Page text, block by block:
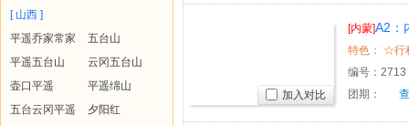
[ 山西 ]
平遥乔家常家
五台山
平遥五台山
云冈五台山
壶口平遥
平遥绵山
五台云冈平遥
夕阳红
[内蒙]A2：
林双卧4
编号： 2713
团期：
加入对比